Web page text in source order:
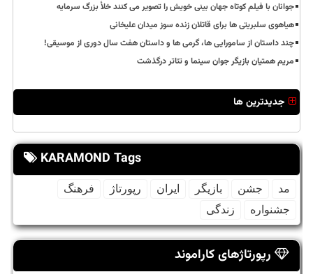
جوانان با فیلم کوتاه جهان بینی خویش را تصویر می کنند خلأ بزرگ سرمایه
هیاهوی سلبریتی ها برای قاتلان زنده سوز میدان علیخانی
چند داستان از سامورایی ها، گرمی ها و داستان هفت سال دوری از موسیقی!
مریم همتیان بازیگر جوان سینما و تئاتر درگذشت
جدیدترین ها
KARAMOND Tags
مد جشن بازیگر ایران رپورتاژ
فرهنگ
جشنواره
زندگی
رپورتاژهای کاراموند